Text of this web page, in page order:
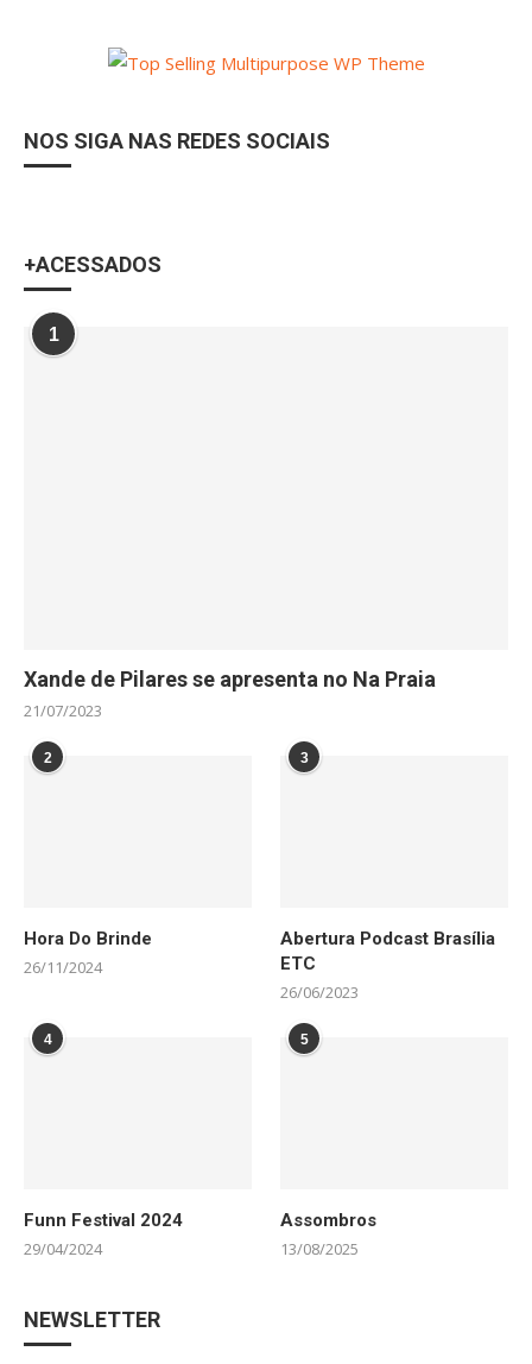
NOS SIGA NAS REDES SOCIAIS
+ACESSADOS
1
Xande de Pilares se apresenta no Na Praia
21/07/2023
2
Hora Do Brinde
26/11/2024
3
Abertura Podcast Brasília
ETC
26/06/2023
4
Funn Festival 2024
29/04/2024
5
Assombros
13/08/2025
NEWSLETTER